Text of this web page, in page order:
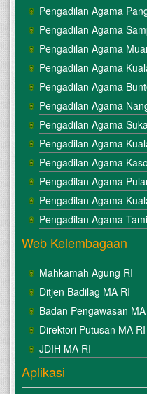
Pengadilan Agama
Pengadilan Agama
Pengadilan Agama
Pengadilan Agama
Pengadilan Agama
Pengadilan Agama
Pengadilan Agama
Pengadilan Agama
Pengadilan Agama
Pengadilan Agama
Pengadilan Agama
Pengadilan Agama
Web Kelembagaan
Mahkamah Agung RI
Ditjen Badilag MA RI
Badan Pengawasan
Direktori Putusan MA RI
JDIH MA RI
Aplikasi